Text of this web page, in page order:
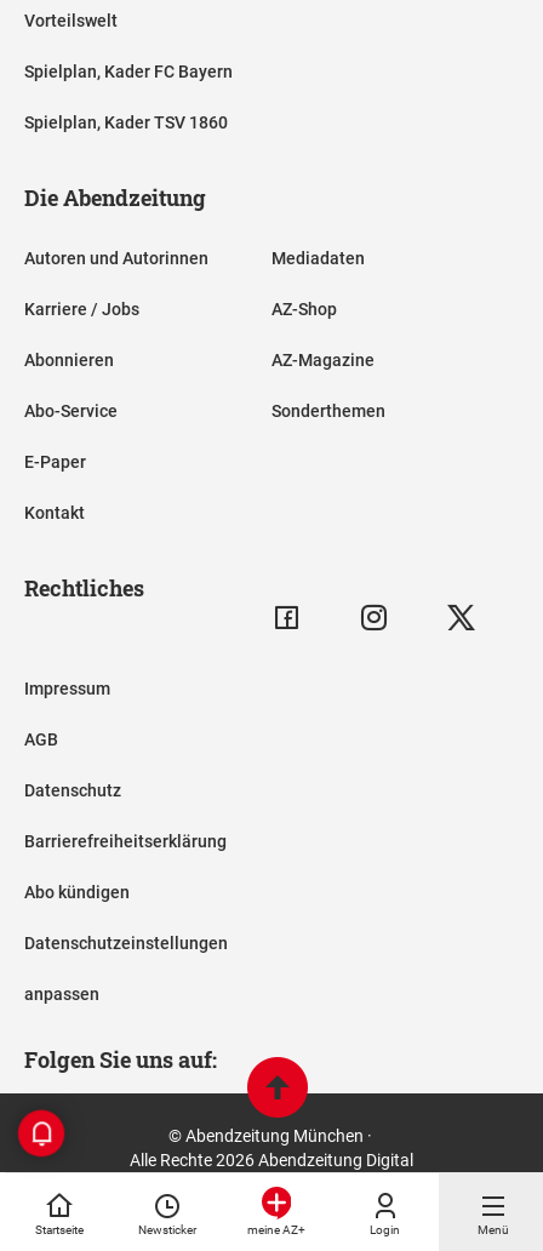
Startseite Newsticker meine AZ+ Login Menü
Vorteilswelt
Spielplan, Kader FC Bayern
Spielplan, Kader TSV 1860
Die Abendzeitung
Autoren und Autorinnen
Karriere / Jobs
Abonnieren
Abo-Service
E-Paper
Kontakt
Mediadaten
AZ-Shop
AZ-Magazine
Sonderthemen
Rechtliches
Impressum
AGB
Datenschutz
Barrierefreiheitserklärung
Abo kündigen
Datenschutzeinstellungen
anpassen
Folgen Sie uns auf:
© Abendzeitung München ·
Alle Rechte 2026 Abendzeitung Digital